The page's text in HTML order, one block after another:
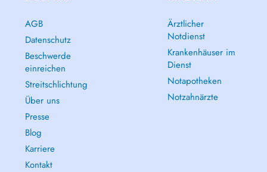
AGB
Datenschutz
Beschwerde
einreichen
Streitschlichtung
Über uns
Presse
Blog
Karriere
Kontakt
Ärztlicher
Notdienst
Krankenhäuser im
Dienst
Notapotheken
Notzahnärzte